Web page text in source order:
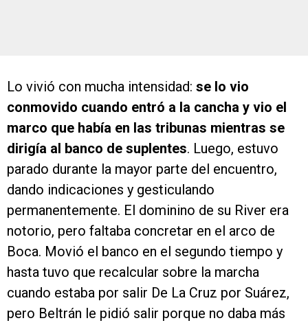
Lo vivió con mucha intensidad: se lo vio
conmovido cuando entró a la cancha y vio el
marco que había en las tribunas mientras se
dirigía al banco de suplentes. Luego, estuvo
parado durante la mayor parte del encuentro,
dando indicaciones y gesticulando
permanentemente. El dominino de su River era
notorio, pero faltaba concretar en el arco de
Boca. Movió el banco en el segundo tiempo y
hasta tuvo que recalcular sobre la marcha
cuando estaba por salir De La Cruz por Suárez,
pero Beltrán le pidió salir porque no daba más